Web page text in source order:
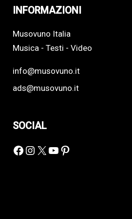
INFORMAZIONI
Musovuno Italia
Musica - Testi - Video
info@musovuno.it
ads@musovuno.it
SOCIAL
Facebook
Instagram
X YouTube
Pinterest